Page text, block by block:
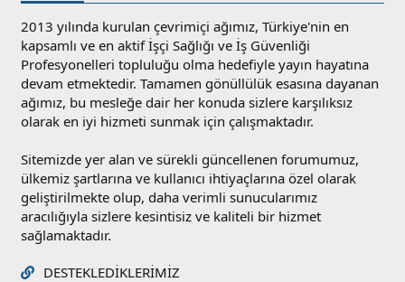
2013 yılında kurulan çevrimiçi ağımız, Türkiye'nin en
kapsamlı ve en aktif İşçi Sağlığı ve İş Güvenliği
Profesyonelleri topluluğu olma hedefiyle yayın hayatına
devam etmektedir. Tamamen gönüllülük esasına dayanan
ağımız, bu mesleğe dair her konuda sizlere karşılıksız
olarak en iyi hizmeti sunmak için çalışmaktadır.
Sitemizde yer alan ve sürekli güncellenen forumumuz,
ülkemiz şartlarına ve kullanıcı ihtiyaçlarına özel olarak
geliştirilmekte olup, daha verimli sunucularımız
aracılığıyla sizlere kesintisiz ve kaliteli bir hizmet
sağlamaktadır.
DESTEKLEDIKLERIMIZ